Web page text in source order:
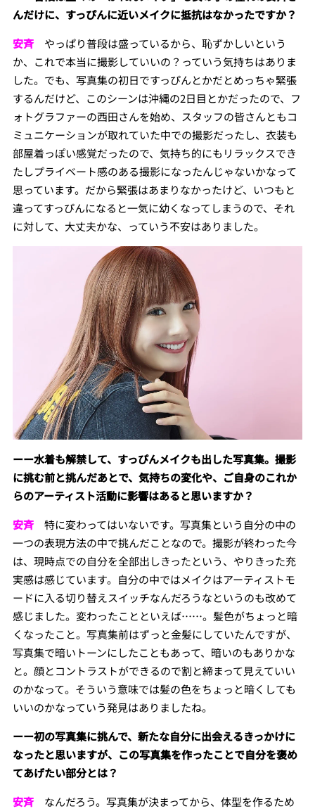
んだけに、すっぴんに近いメイクに抵抗はなかったですか？
安斉やっぱり普段は盛っているから、恥ずかしいという
か、これで本当に撮影していいの？っていう気持ちはありま
した。でも、写真集の初日ですっぴんとかだとめっちゃ緊張
するんだけど、このシーンは沖縄の2日目とかだったので、フ
ォトグラファーの西田さんを始め、スタッフの皆さんともコ
ミュニケーションが取れていた中での撮影だったし、衣装も
部屋着っぽい感覚だったので、気持ち的にもリラックスでき
たしプライベート感のある撮影になったんじゃないかなって
思っています。だから緊張はあまりなかったけど、いつもと
違ってすっぴんになると一気に幼くなってしまうので、それ
に対して、大丈夫かな、っていう不安はありました。
ーー水着も解禁して、すっぴんメイクも出した写真集。撮影
に挑む前と挑んだあとで、気持ちの変化や、ご自身のこれか
らのアーティスト活動に影響はあると思いますか？
安斉特に変わってはいないです。写真集という自分の中の
一つの表現方法の中で挑んだことなので。撮影が終わった今
は、現時点での自分を全部出しきったという、やりきった充
実感は感じています。自分の中ではメイクはアーティストモ
ードに入る切り替えスイッチなんだろうなというのも改めて
感じました。変わったことといえば……。髪色がちょっと暗
くなったこと。写真集前はずっと金髪にしていたんですが、
写真集で暗いトーンにしたこともあって、暗いのもありかな
と。顔とコントラストができるので割と締まって見えていい
のかなって。そういう意味では髪の色をちょっと暗くしても
いいのかなっていう発見はありましたね。
ーー初の写真集に挑んで、新たな自分に出会えるきっかけに
なったと思いますが、この写真集を作ったことで自分を褒め
てあげたい部分とは？
安斉なんだろう。写真集が決まってから、体型を作るため